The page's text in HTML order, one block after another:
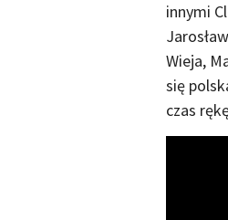
innymi
Wieja,
się
czas